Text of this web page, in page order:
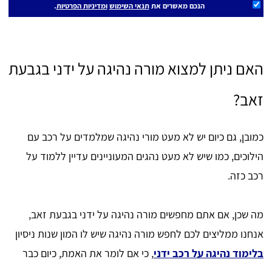
הנכם מאשרים אתתנאי השימוש ומדיניות הפרטיות.
האם ניתן למצוא מורה נהיגה על ידני בגבעת
זאב?
כמובן, גם כיום יש לא מעט מורי נהיגה שמלמדים על רכב עם
הילוכים, כמו שיש לא מעט נהגים המעוניינים עדיין ללמוד על
רכב כזה.
מה שכן, אם אתם מחפשים מורה נהיגה על ידני בגבעת זאב,
אנחנו ממליצים לכם לחפש מורה נהיגה שיש לו המון שנות ניסיון
בלימוד נהיגה על רכב ידני, כי אם לומר את האמת, כיום כבר